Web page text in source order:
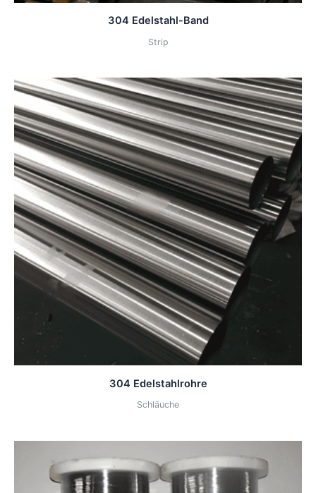
304 Edelstahl-Band
Strip
304 Edelstahlrohre
Schläuche